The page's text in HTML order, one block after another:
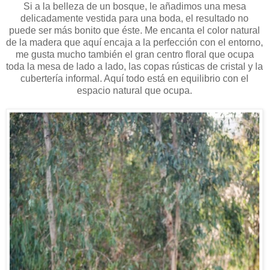
Si a la belleza de un bosque, le añadimos una mesa
delicadamente vestida para una boda, el resultado no
puede ser más bonito que éste. Me encanta el color natural
de la madera que aquí encaja a la perfección con el entorno,
me gusta mucho también el gran centro floral que ocupa
toda la mesa de lado a lado, las copas rústicas de cristal y la
cubertería informal. Aquí todo está en equilibrio con el
espacio natural que ocupa.